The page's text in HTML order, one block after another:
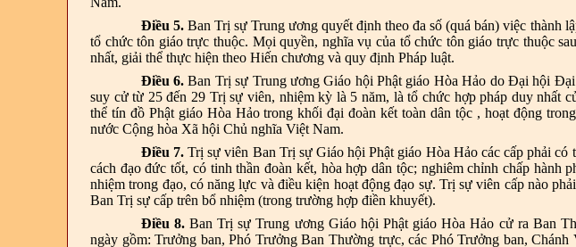
Điều 5.Ban Trị sự Trung ương quyết định theo đa số (quá bán) việc thành
tổ chức tôn giáo trực thuộc. Mọi quyền, nghĩa vụ của tổ chức tôn giáo trực thuộc
nhất, giải thể thực hiện theo Hiến chương và quy định Pháp luật.
Điều 6. Ban Trị sự Trung ương Giáo hội Phật giáo Hòa Hảo do Đại hội
suy cử từ 25 đến 29 Trị sự viên, nhiệm kỳ là 5 năm, là tổ chức hợp pháp duy nhất
thể tín đồ Phật giáo Hòa Hảo trong khối đại đoàn kết toàn dân tộc , hoạt động
nước Cộng hòa Xã hội Chủ nghĩa Việt Nam.
Điều 7.Trị sự viên Ban Trị sự Giáo hội Phật giáo Hòa Hảo các cấp phải
cách đạo đức tốt, có tinh thần đoàn kết, hòa hợp dân tộc; nghiêm chỉnh chấp hành
nhiệm trong đạo, có năng lực và điều kiện hoạt động đạo sự. Trị sự viên cấp nào
Ban Trị sự cấp trên bổ nhiệm (trong trường hợp điền khuyết).
Điều 8.Ban Trị sự Trung ương Giáo hội Phật giáo Hòa Hảo cử ra Ban
ngày gồm: Trưởng ban, Phó Trưởng Ban Thường trực, các Phó Trưởng ban,